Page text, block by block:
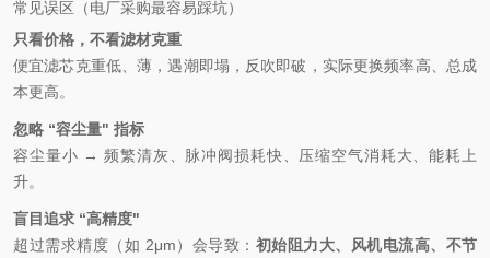
常见误区（电厂采购最容易踩坑）
只看价格，不看滤材克重
便宜滤芯克重低、薄，遇潮即塌，反吹即破，实际更换频率高、总成
本更高。
忽略 “容尘量" 指标
容尘量小 → 频繁清灰、脉冲阀损耗快、压缩空气消耗大、能耗上
升。
盲目追求 “高精度"
超过需求精度（如 2μm）会导致： 初始阻力大、风机电流高、不节